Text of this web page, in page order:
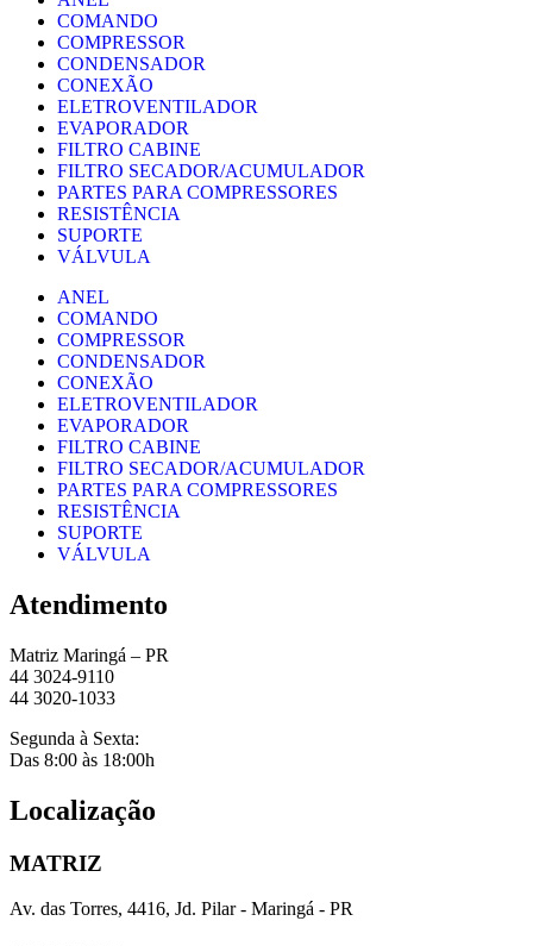
COMANDO
COMPRESSOR
CONDENSADOR
CONEXÃO
ELETROVENTILADOR
EVAPORADOR
FILTRO CABINE
FILTRO SECADOR/ACUMULADOR
PARTES PARA COMPRESSORES
RESISTÊNCIA
SUPORTE
VÁLVULA
ANEL
COMANDO
COMPRESSOR
CONDENSADOR
CONEXÃO
ELETROVENTILADOR
EVAPORADOR
FILTRO CABINE
FILTRO SECADOR/ACUMULADOR
PARTES PARA COMPRESSORES
RESISTÊNCIA
SUPORTE
VÁLVULA
Atendimento
Matriz Maringá – PR
44 3024-9110
44 3020-1033
Segunda à Sexta:
Das 8:00 às 18:00h
Localização
MATRIZ
Av. das Torres, 4416, Jd. Pilar - Maringá - PR